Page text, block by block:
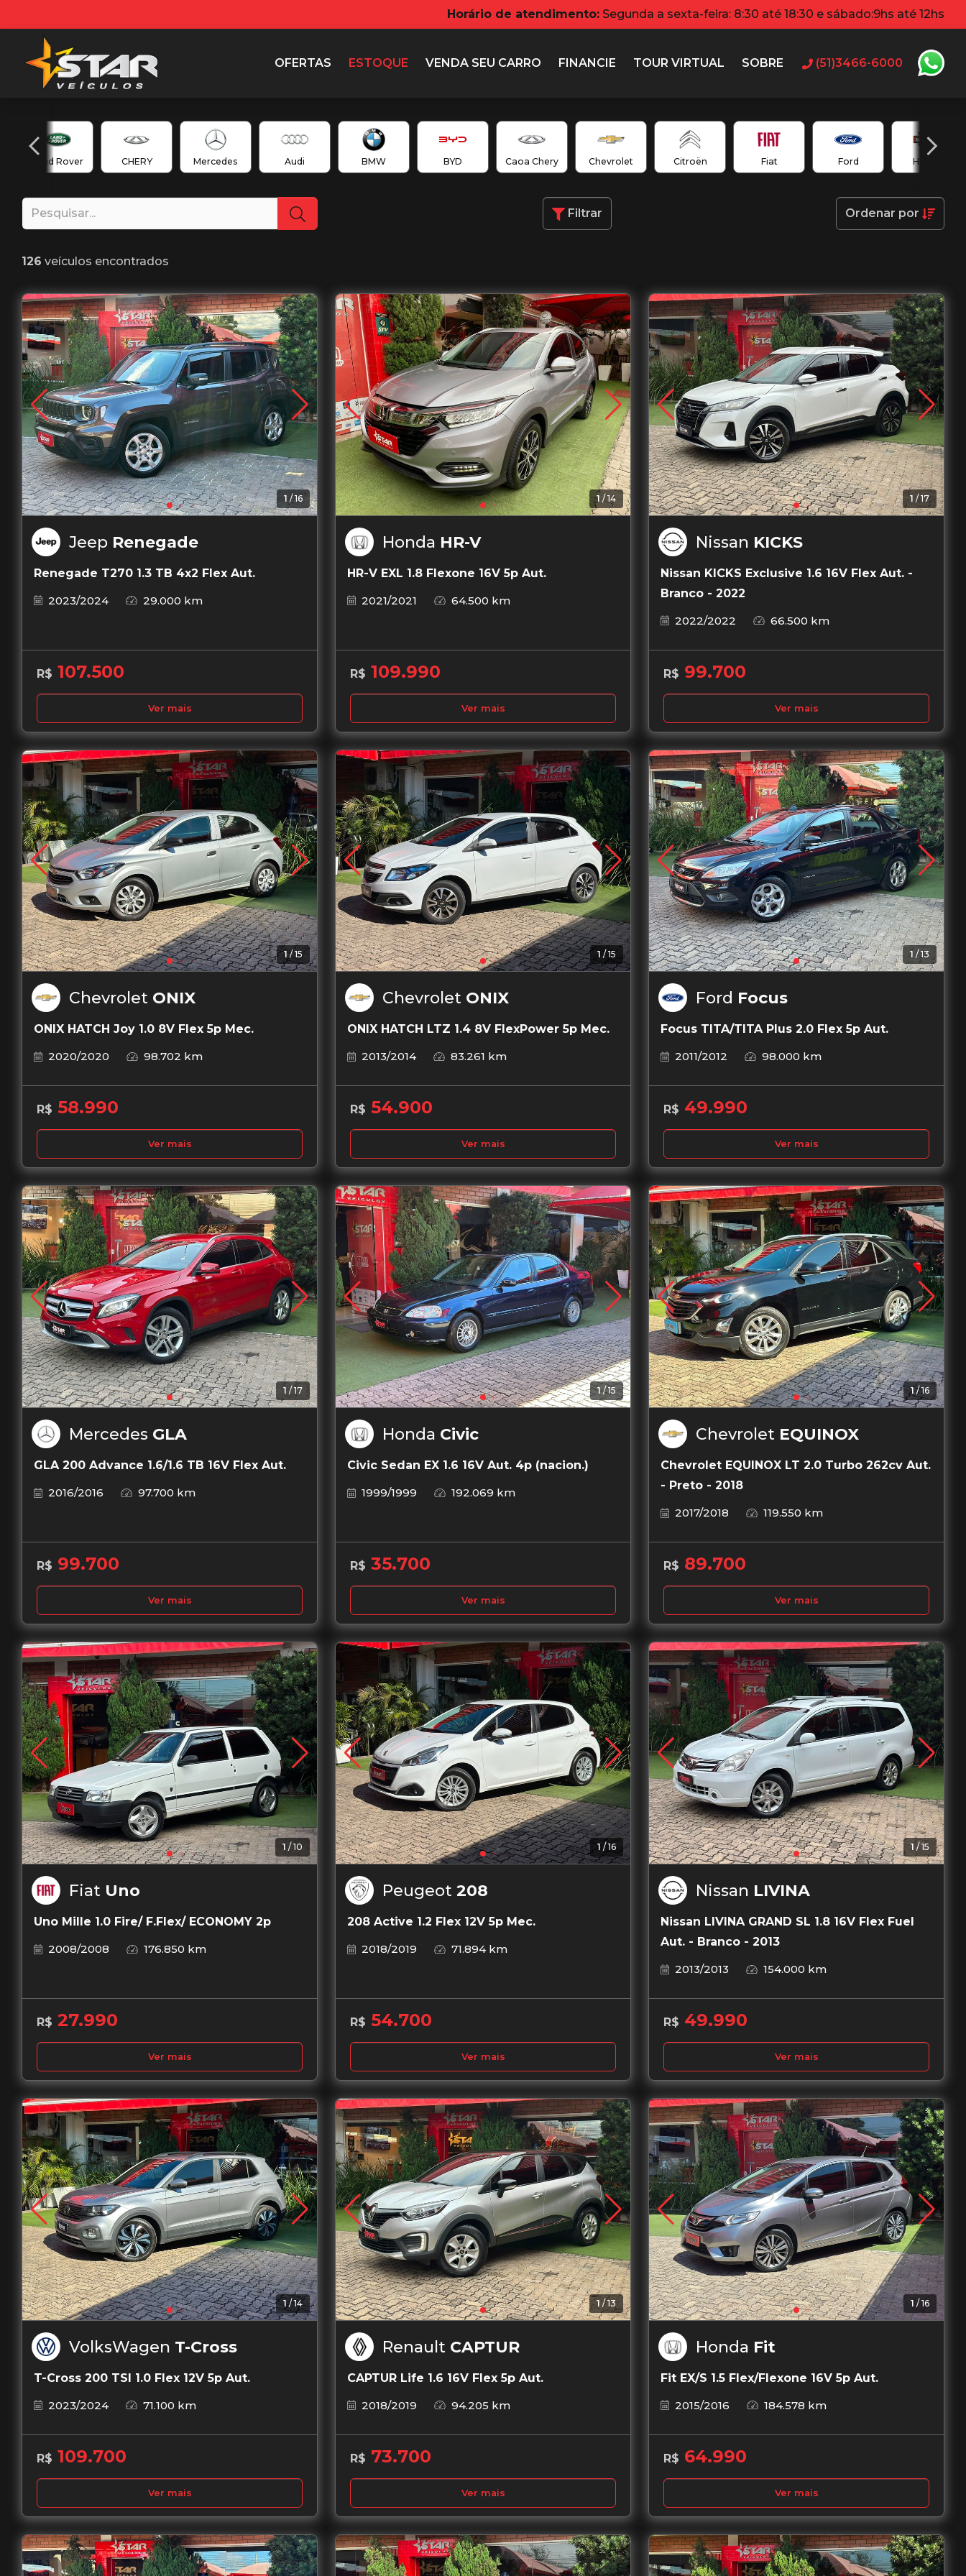
Horário de atendimento: Segunda a sexta-feira: 8:30 até 18:30 e sábado:9hs até 12hs
OFERTAS ESTOQUE VENDA SEU CARRO FINANCIE TOUR VIRTUAL SOBRE (51)3466-6000
Land Rover CHERY Mercedes Audi BMW BYD Caoa Chery Chevrolet Citroën Fiat Ford Harley
Filtrar Ordenar por
126 veículos encontrados
1 /16
Garantia de Fábrica
Jeep Renegade
Renegade T270 1.3 TB 4x2 Flex Aut.
2023/2024
29.000 km
R$ 107.500
Ver mais
1 /14
Honda HR-V
HR-V EXL 1.8 Flexone 16V 5p Aut.
2021/2021
64.500 km
R$ 109.990
Ver mais
1 /17
Nissan KICKS
Nissan KICKS Exclusive 1.6 16V Flex Aut. -
Branco - 2022
2022/2022
66.500 km
R$ 99.700
Ver mais
1/15
Garantia de 1 ano
Chevrolet ONIX
ONIX HATCH Joy 1.0 8V Flex 5p Mec.
2020/2020
98.702 km
R$ 58.990
Ver mais
1/15
Garantia de 1 ano
Chevrolet ONIX
ONIX HATCH LTZ 1.4 8V FlexPower 5p Mec.
2013/2014
83.261 km
R$ 54.900
Ver mais
1 /13
Ford Focus
Focus TITA/TITA Plus 2.0 Flex 5p Aut.
2011/2012
98.000 km
R$ 49.990
Ver mais
1 / 17
Garantia de 1 ano
Mercedes GLA
GLA 200 Advance 1.6/1.6 TB 16V Flex Aut.
2016/2016
97.700 km
R$ 99.700
Ver mais
1/15
Honda Civic
Civic Sedan EX 1.6 16V Aut. 4p (nacion.)
1999/1999
192.069 km
R$ 35.700
Ver mais
1/16
Garantia de 1 ano
Chevrolet EQUINOX
Chevrolet EQUINOX LT 2.0 Turbo 262cv Aut.
- Preto - 2018
2017/2018
119.550 km
R$ 89.700
Ver mais
1 /10
Fiat Uno
Uno Mille 1.0 Fire/ F.Flex/ ECONOMY 2p
2008/2008
176.850 km
R$ 27.990
Ver mais
1 / 16
Garantia de 1 ano
Peugeot 208
208 Active 1.2 Flex 12V 5p Mec.
2018/2019
71.894 km
R$ 54.700
Ver mais
1/15
Nissan LIVINA
Nissan LIVINA GRAND SL 1.8 16V Flex Fuel
Aut. - Branco - 2013
2013/2013
154.000 km
R$ 49.990
Ver mais
1/14
Garantia de 1 ano
VolksWagen T-Cross
T-Cross 200 TSI 1.0 Flex 12V 5p Aut.
2023/2024
71.100 km
R$ 109.700
Ver mais
1 /13
Garantia de 1 ano
Renault CAPTUR
CAPTUR Life 1.6 16V Flex 5p Aut.
2018/2019
94.205 km
R$ 73.700
Ver mais
1 /16
Garantia de 1 ano
Honda Fit
Fit EX/S 1.5 Flex/Flexone 16V 5p Aut.
2015/2016
184.578 km
R$ 64.990
Ver mais
Garantia de 1 ano Garantia de 1 ano Garantia de 1 ano